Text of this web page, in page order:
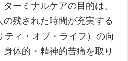
ーミナルケアの目的は、
残された時間が充実する
ティ・オブ・ライフ）の向
体的・精神的苦痛を取り